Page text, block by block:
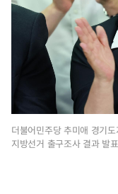
더불어민주당 추미애 경기
지방선거 출구조사 결과 발